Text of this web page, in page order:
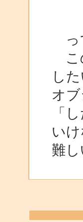
っ
こ
し
オ
「
いけ
難し